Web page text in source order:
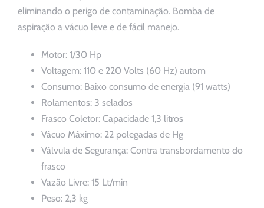
eliminando o perigo de contaminação. Bomba de
aspiração a vácuo leve e de fácil manejo.
Motor: 1/30 Hp
Voltagem: 110 e 220 Volts (60 Hz) autom
Consumo: Baixo consumo de energia (91 watts)
Rolamentos: 3 selados
Frasco Coletor: Capacidade 1,3 litros
Vácuo Máximo: 22 polegadas de Hg
Válvula de Segurança: Contra transbordamento do
frasco
Vazão Livre: 15 Lt/min
Peso: 2,3 kg